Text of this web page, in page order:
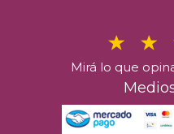
Mirá lo que